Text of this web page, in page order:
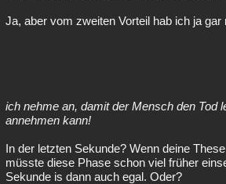
Ja, aber vom zweiten Vorteil hab ich ja gar
ich nehme an, damit der Mensch den Tod
annehmen kann!
In der letzten Sekunde? Wenn deine
müsste diese Phase schon viel früher
Sekunde is dann auch egal. Oder?